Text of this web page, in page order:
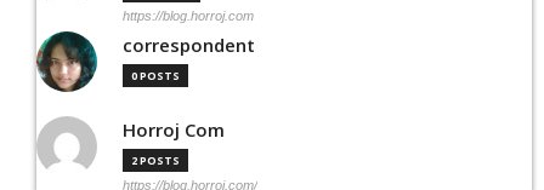
https://blog.horroj.com
correspondent
0 POSTS
Horroj Com
2 POSTS
https://blog.horroj.com/